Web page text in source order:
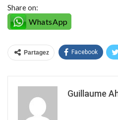
Share on:
WhatsApp
Partagez Facebook
Guillaume